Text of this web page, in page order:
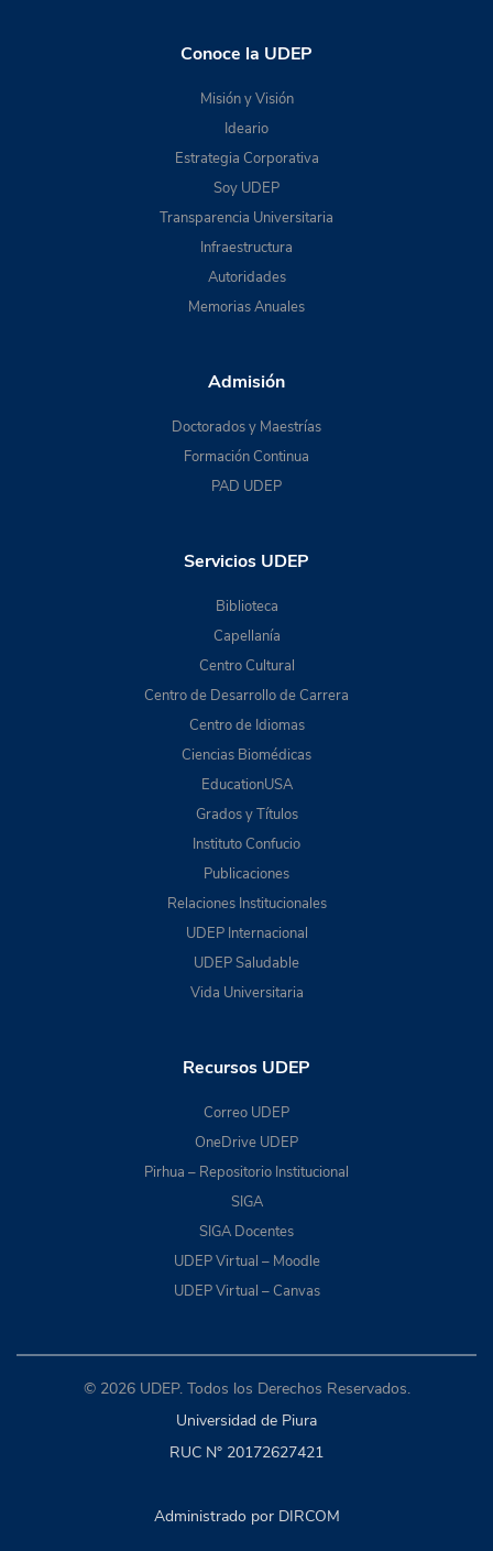
Conoce la UDEP
Misión y Visión
Ideario
Estrategia Corporativa
Soy UDEP
Transparencia Universitaria
Infraestructura
Autoridades
Memorias Anuales
Admisión
Doctorados y Maestrías
Formación Continua
PAD UDEP
Servicios UDEP
Biblioteca
Capellanía
Centro Cultural
Centro de Desarrollo de Carrera
Centro de Idiomas
Ciencias Biomédicas
EducationUSA
Grados y Títulos
Instituto Confucio
Publicaciones
Relaciones Institucionales
UDEP Internacional
UDEP Saludable
Vida Universitaria
Recursos UDEP
Correo UDEP
OneDrive UDEP
Pirhua – Repositorio Institucional
SIGA
SIGA Docentes
UDEP Virtual – Moodle
UDEP Virtual – Canvas
© 2026 UDEP. Todos los Derechos Reservados.
Universidad de Piura
RUC N° 20172627421
Administrado por DIRCOM